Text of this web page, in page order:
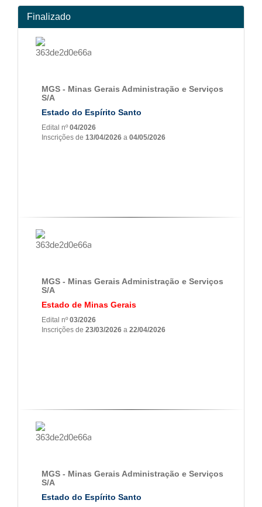
Finalizado
MGS - Minas Gerais Administração e Serviços
S/A
Estado do Espírito Santo
Edital nº04/2026
Inscrições de 13/04/2026 a 04/05/2026
MGS - Minas Gerais Administração e Serviços
S/A
Estado de Minas Gerais
Edital nº03/2026
Inscrições de 23/03/2026 a 22/04/2026
MGS - Minas Gerais Administração e Serviços
S/A
Estado do Espírito Santo